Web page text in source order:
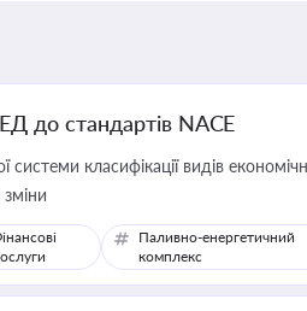
до стандартів NACE
системи класифікації видів
Паливно-енергетичний
комплекс